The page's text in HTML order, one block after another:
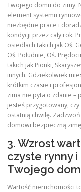
Twojego domu do zimy.
element systemu
niezbędne prace i
kondycji przez cały rok.
osiedlach takich jak Oś.
Oś. Południe, Oś.
takich jak Pionki,
innych. Gdziekolwiek
krótkim czasie i
zima nie pyta o zdanie –
jesteś przygotowany,
ostatnią chwilę.
domowi bezpieczną
3. Wzrost
czyste rynny
Twojego
Wartość nieruchomości